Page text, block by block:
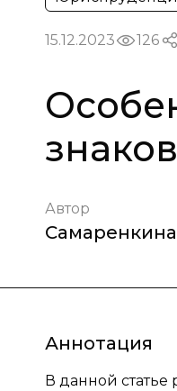
15.12.2023 126
Автор
Аннотация
В данной статье